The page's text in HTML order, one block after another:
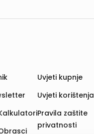
Uvjeti kupnje
Uvjeti korištenja
Pravila zaštite
privatnosti